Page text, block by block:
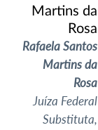
Rafaela Santos
Martins da
Rosa
Juíza Federal
Substituta,